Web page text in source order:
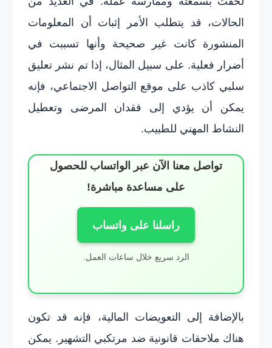
الحالات، قد يتطلب الأمر إثبات أن المعلومات
المنشورة كانت غير صحيحة وأنها تسببت في
أضرار فعلية. على سبيل المثال، إذا تم نشر تعليق
سلبي كاذب على موقع التواصل الاجتماعي، فإنه
يمكن أن يؤدي إلى فقدان المرضى وتعطيل
النشاط المهني للطبيب.
تواصل معنا الآن عبر الواتساب للحصول
على مساعدة مباشرة!
راسلنا على واتساب
الرد سريع خلال ساعات العمل.
بالإضافة إلى التعويضات المالية، فإنه قد تكون
هناك ملاحقات قانونية ضد مرتكبي التشهير. يمكن